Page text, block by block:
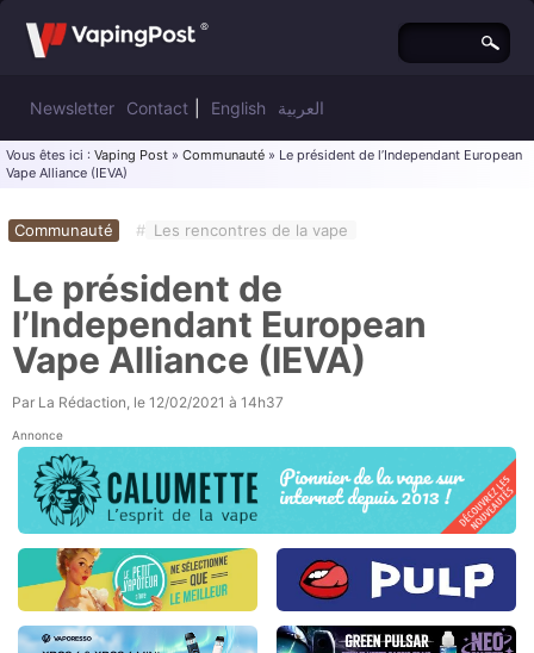
Newsletter Contact English العربية
Vous êtes ici : Vaping Post » Communauté » Le président de l’Independant European
Vape Alliance (IEVA)
Communauté # Les rencontres de la vape
Le président de
l’Independant European
Vape Alliance (IEVA)
Par La Rédaction, le 12/02/2021 à 14h37
Annonce